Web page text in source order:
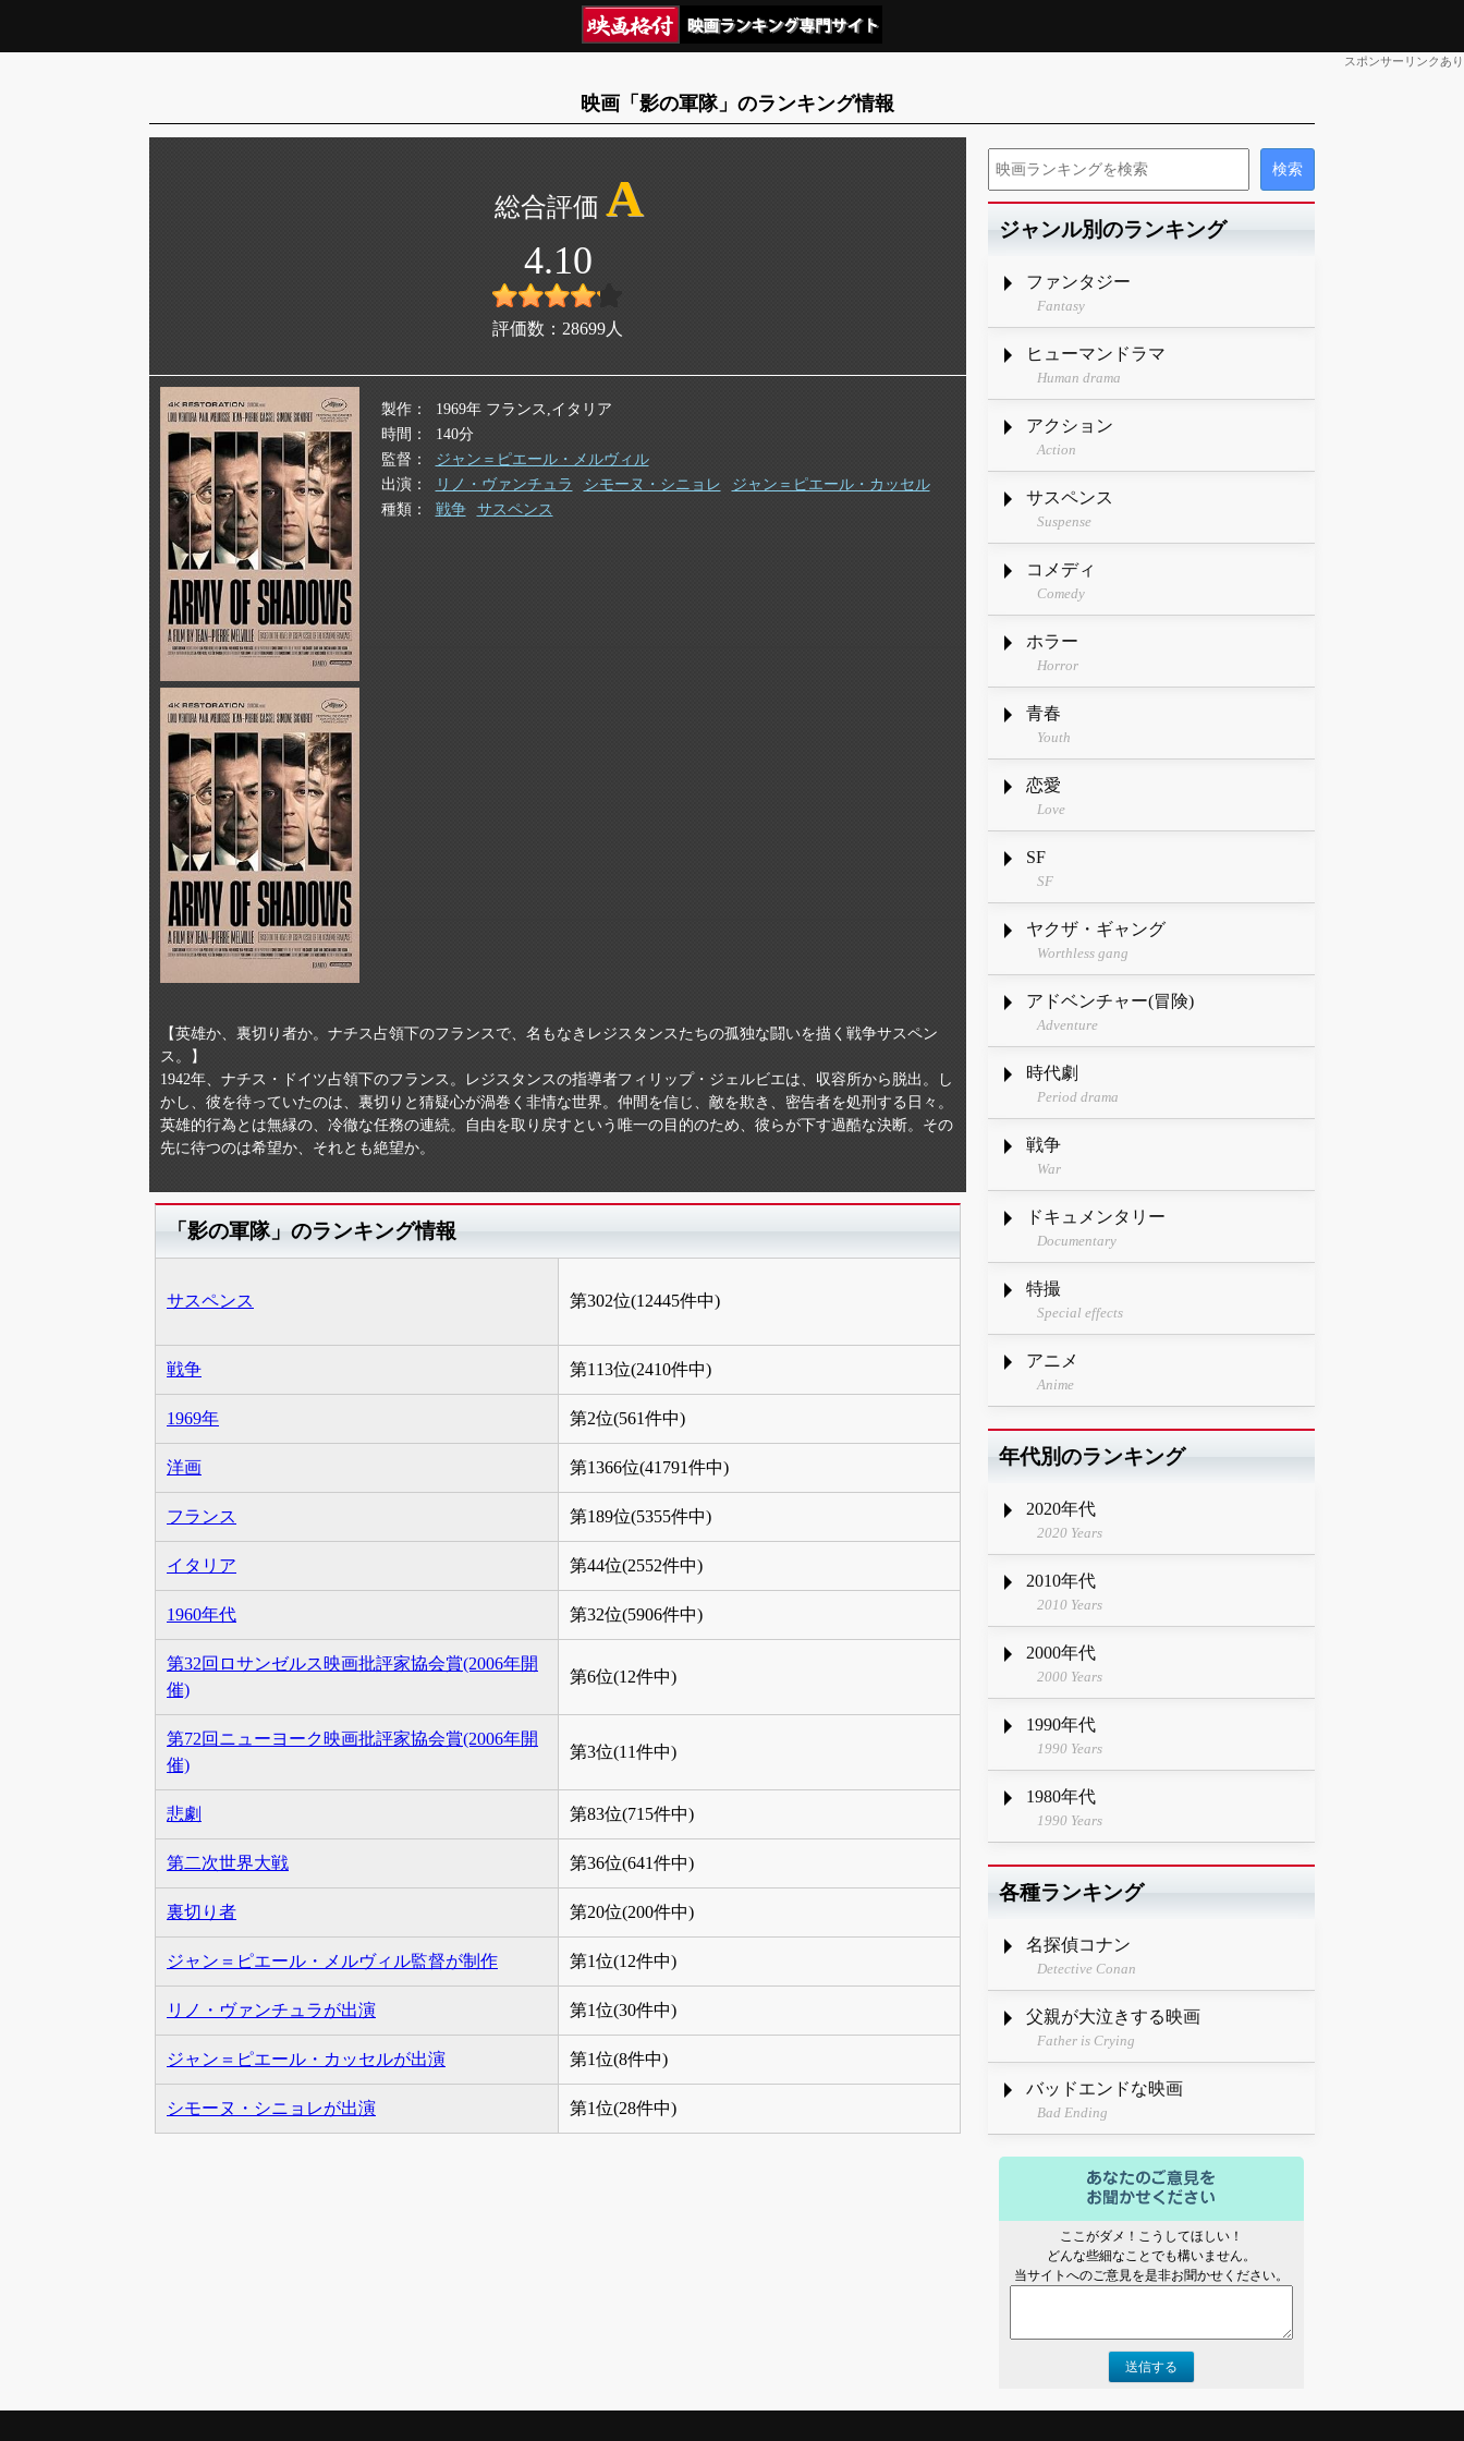
スポンサーリンクあり
映画「影の軍隊」のランキング情報
A
4.10
評価数： 28699 人
製作
1969年 フランス,イタリア
時間
140分
監督
ジャン＝ピエール・メルヴィル
出演
リノ・ヴァンチュラ シモーヌ・シニョレ
ジャン＝ピエール・カッセル
種類
戦争 サスペンス
【英雄か、裏切り者か。ナチス占領下のフランスで、名もなきレジスタンスたちの孤独な闘いを描く戦争サスペン
ス。】
1942年、ナチス・ドイツ占領下のフランス。レジスタンスの指導者フィリップ・ジェルビエは、収容所から脱出。し
かし、彼を待っていたのは、裏切りと猜疑心が渦巻く非情な世界。仲間を信じ、敵を欺き、密告者を処刑する日々。
英雄的行為とは無縁の、冷徹な任務の連続。自由を取り戻すという唯一の目的のため、彼らが下す過酷な決断。その
先に待つのは希望か、それとも絶望か。
「影の軍隊」のランキング情報
サスペンス 第302位(12445件中)
戦争 第113位(2410件中)
1969年 第2位(561件中)
洋画 第1366位(41791件中)
フランス 第189位(5355件中)
イタリア 第44位(2552件中)
1960年代 第32位(5906件中)
第32回ロサンゼルス映画批評家協会賞(2006年開
催)
第6位(12件中)
第72回ニューヨーク映画批評家協会賞(2006年開
催)
第3位(11件中)
悲劇 第83位(715件中)
第二次世界大戦 第36位(641件中)
裏切り者 第20位(200件中)
ジャン＝ピエール・メルヴィル監督が制作 第1位(12件中)
リノ・ヴァンチュラが出演 第1位(30件中)
ジャン＝ピエール・カッセルが出演 第1位(8件中)
シモーヌ・シニョレが出演 第1位(28件中)
ジャンル別のランキング
ファンタジー
Fantasy
ヒューマンドラマ
Human drama
アクション
Action
サスペンス
Suspense
コメディ
Comedy
ホラー
Horror
青春
Youth
恋愛
Love
SF
SF
ヤクザ・ギャング
Worthless gang
アドベンチャー(冒険)
Adventure
時代劇
Period drama
戦争
War
ドキュメンタリー
Documentary
特撮
Special effects
アニメ
Anime
年代別のランキング
2020年代
2020 Years
2010年代
2010 Years
2000年代
2000 Years
1990年代
1990 Years
1980年代
1990 Years
各種ランキング
名探偵コナン
Detective Conan
父親が大泣きする映画
Father is Crying
バッドエンドな映画
Bad Ending
ここがダメ！こうしてほしい！
どんな些細なことでも構いません。
当サイトへのご意見を是非お聞かせください。
送信する